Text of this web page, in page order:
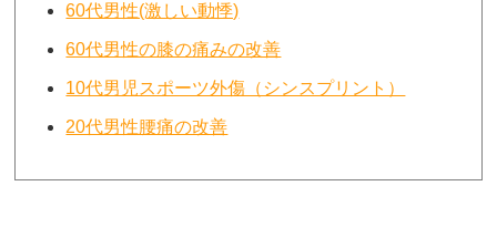
60代男性(激しい動悸)
60代男性の膝の痛みの改善
10代男児スポーツ外傷（シンスプリント）
20代男性腰痛の改善